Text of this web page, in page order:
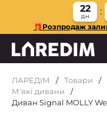
22
дн
🎁Розпродаж
ЛАРЕДІМ Товари
М'які дивани
Диван Signal MOLLY